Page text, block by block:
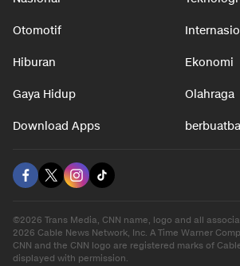
Otomotif
Hiburan Ekonomi
Gaya Hidup Olahraga
Download Apps
©2026 Trans Media, CNN name, logo and all
2026 Cable News Network, Inc. A Time Warner
CNN and the CNN logo are registered marks of
displayed with permission.